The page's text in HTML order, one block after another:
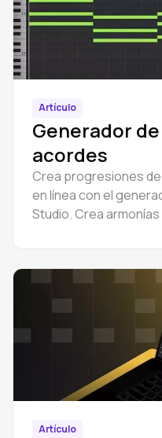
Artículo
Generador
acordes
Crea progresiones
en línea con el
Studio. Crea armonías
Artículo